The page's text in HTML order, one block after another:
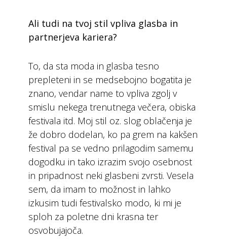
Ali tudi na tvoj stil vpliva glasba in
partnerjeva kariera?
To, da sta moda in glasba tesno
prepleteni in se medsebojno bogatita je
znano, vendar name to vpliva zgolj v
smislu nekega trenutnega večera, obiska
festivala itd. Moj stil oz. slog oblačenja je
že dobro dodelan, ko pa grem na kakšen
festival pa se vedno prilagodim samemu
dogodku in tako izrazim svojo osebnost
in pripadnost neki glasbeni zvrsti. Vesela
sem, da imam to možnost in lahko
izkusim tudi festivalsko modo, ki mi je
sploh za poletne dni krasna ter
osvobujajoča.